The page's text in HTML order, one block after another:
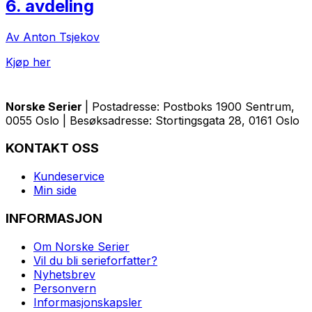
6. avdeling
Av Anton Tsjekov
Kjøp her
Norske Serier
| Postadresse: Postboks 1900 Sentrum,
0055 Oslo | Besøksadresse: Stortingsgata 28, 0161 Oslo
KONTAKT OSS
Kundeservice
Min side
INFORMASJON
Om Norske Serier
Vil du bli serieforfatter?
Nyhetsbrev
Personvern
Informasjonskapsler